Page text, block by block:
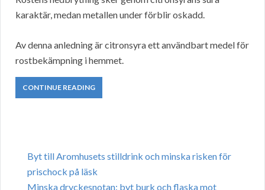
karaktär, medan metallen under förblir oskadd.
Av denna anledning är citronsyra ett användbart medel för
rostbekämpning i hemmet.
CONTINUE READING
Byt till Aromhusets stilldrink och minska risken för
prischock på läsk
Minska dryckesnotan: byt burk och flaska mot